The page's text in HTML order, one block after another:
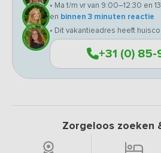
• Ma t/m vr van 9:00–12:30 en
en binnen 3 minuten reactie
• Dit vakantieadres heeft
+31 (0)
Zorgeloos zoeken